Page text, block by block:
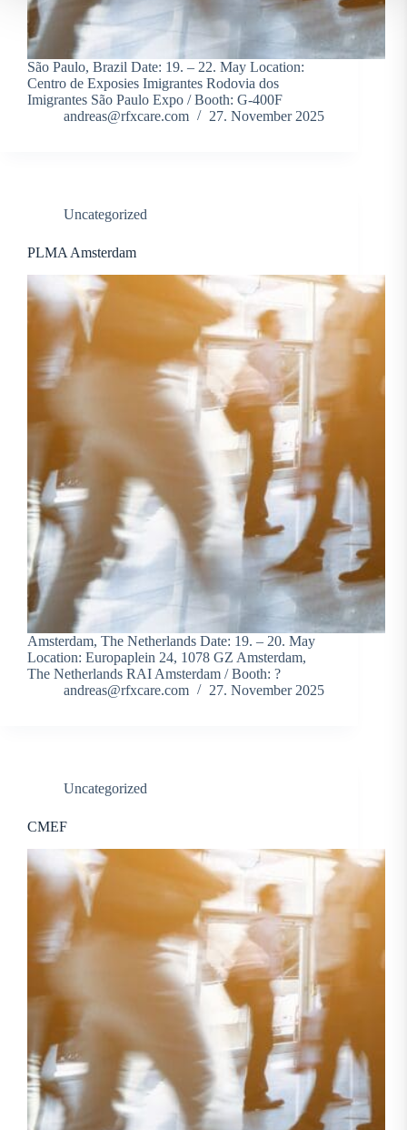
São Paulo, Brazil Date: 19. – 22. May Location:
Centro de Exposies Imigrantes Rodovia dos
Imigrantes São Paulo Expo / Booth: G-400F
andreas@rfxcare.com
27. November 2025
Uncategorized
PLMA Amsterdam
Amsterdam, The Netherlands Date: 19. – 20. May
Location: Europaplein 24, 1078 GZ Amsterdam,
The Netherlands RAI Amsterdam / Booth: ?
andreas@rfxcare.com
27. November 2025
Uncategorized
CMEF